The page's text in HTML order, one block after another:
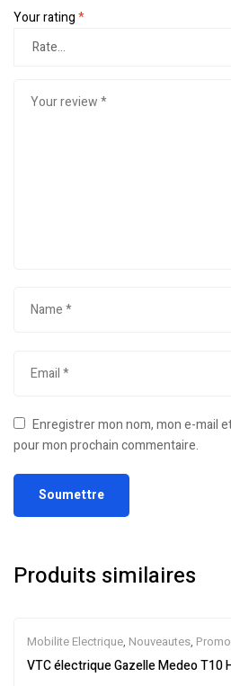
Your rating*
Enregistrer mon nom, mon e-mail
pour mon prochain commentaire.
Produits similaires
Mobilite Electrique, Nouveautes,
électrique,Vélo électrique ville,Velos
VTC électrique Gazelle Medeo T10